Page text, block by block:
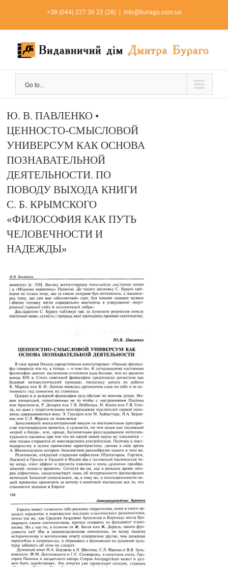
+38 (044) 227 38 22 (28) info@burago.com.ua
Go to...
Ю. В. ПАВЛЕНКО •
ЦЕННОСТО-СМЫСЛОВОЙ
УНИВЕРСУМ КАК ОСНОВА
ПОЗНАВАТЕЛЬНОЙ
ДЕЯТЕЛЬНОСТИ. ПО
ПОВОДУ ВЫХОДА КНИГИ
С. Б. КРЫМСКОГО
«ФИЛОСОФИЯ КАК ПУТЬ
ЧЕЛОВЕЧНОСТИ И
НАДЕЖДЫ»